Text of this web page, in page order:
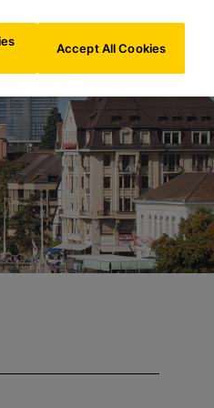
DE/DE
Accept All Cookies